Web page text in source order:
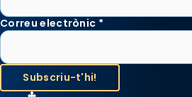
Correu electrònic *